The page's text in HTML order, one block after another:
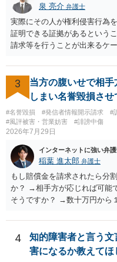
泉 亮介 弁護士
実際にその人が権利侵害行為
証明できる証拠があるという
請求等を行うことが出来るケ
に個別に相談されると良いで
3
当方の腹いせで相
しまい名誉毀損さ
#名誉毀損 #発信者情報開示請求 #
#風評被害・営業妨害
#誹謗中傷
2026年7月29日
インターネットに強い弁
稲葉 進太郎 弁護士
もし賠償金を請求されたら分
か？ →相手方が応じれば可能
そうですか？ →数十万円から
渉が行われ、双方合意に至れ
訟提起を選択すれば訴訟の中
4
知的障害者と言う
害になるか教えてほ